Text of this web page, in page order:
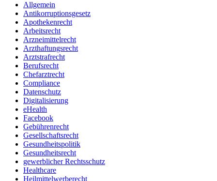
Allgemein
Antikorruptionsgesetz
Apothekenrecht
Arbeitsrecht
Arzneimittelrecht
Arzthaftungsrecht
Arztstrafrecht
Berufsrecht
Chefarztrecht
Compliance
Datenschutz
Digitalisierung
eHealth
Facebook
Gebührenrecht
Gesellschaftsrecht
Gesundheitspolitik
Gesundheitsrecht
gewerblicher Rechtsschutz
Healthcare
Heilmittelwerberecht